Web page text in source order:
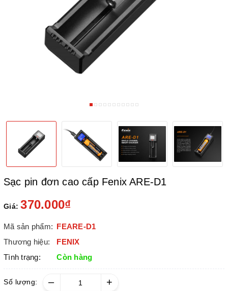
Sạc pin đơn cao cấp Fenix ARE-D1
Giá: 370.000₫
Mã sản phẩm: FEARE-D1
Thương hiệu:
FENIX
Tình trạng:
Còn hàng
Số lượng: – +